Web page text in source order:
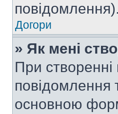
повідомлення).
Догори
» Як мені
При
повідомлення
основною